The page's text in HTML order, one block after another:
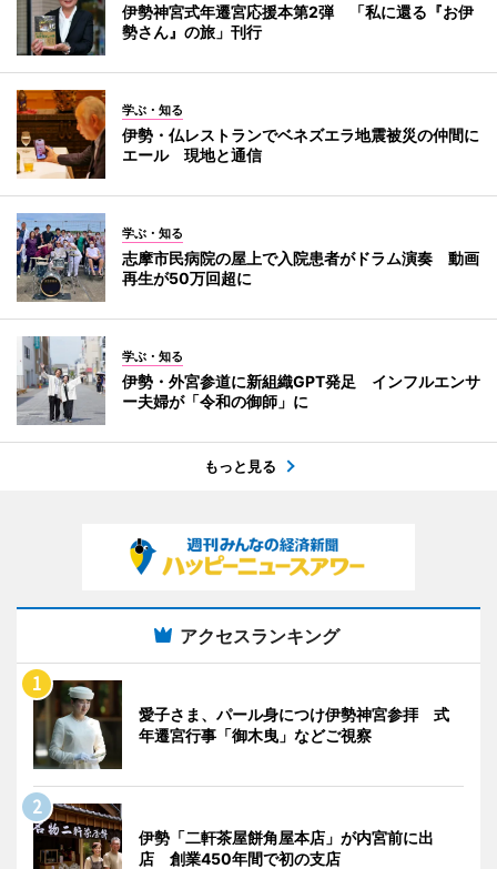
伊勢神宮式年遷宮応援本第2弾 「私に還る『お伊
勢さん』の旅」刊行
学ぶ・知る
伊勢・仏レストランでベネズエラ地震被災の仲間に
エール 現地と通信
学ぶ・知る
志摩市民病院の屋上で入院患者がドラム演奏 動画
再生が50万回超に
学ぶ・知る
伊勢・外宮参道に新組織GPT発足 インフルエンサ
ー夫婦が「令和の御師」に
もっと見る
アクセスランキング
愛子さま、パール身につけ伊勢神宮参拝 式
年遷宮行事「御木曳」などご視察
伊勢「二軒茶屋餅角屋本店」が内宮前に出
店 創業450年間で初の支店